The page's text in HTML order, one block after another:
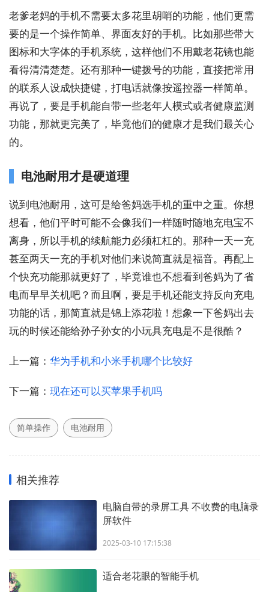
老爹老妈的手机不需要太多花里胡哨的功能，他们更需
要的是一个操作简单、界面友好的手机。比如那些带大
图标和大字体的手机系统，这样他们不用戴老花镜也能
看得清清楚楚。还有那种一键拨号的功能，直接把常用
的联系人设成快捷键，打电话就像按遥控器一样简单。
再说了，要是手机能自带一些老年人模式或者健康监测
功能，那就更完美了，毕竟他们的健康才是我们最关心
的。
电池耐用才是硬道理
说到电池耐用，这可是给爸妈选手机的重中之重。你想
想看，他们平时可能不会像我们一样随时随地充电宝不
离身，所以手机的续航能力必须杠杠的。那种一天一充
甚至两天一充的手机对他们来说简直就是福音。再配上
个快充功能那就更好了，毕竟谁也不想看到爸妈为了省
电而早早关机吧？而且啊，要是手机还能支持反向充电
功能的话，那简直就是锦上添花啦！想象一下爸妈出去
玩的时候还能给孙子孙女的小玩具充电是不是很酷？
上一篇： 华为手机和小米手机哪个比较好
下一篇： 现在还可以买苹果手机吗
简单操作 电池耐用
相关推荐
电脑自带的录屏工具 不收费的电脑录
屏软件
2025-03-10 17:15:38
适合老花眼的智能手机